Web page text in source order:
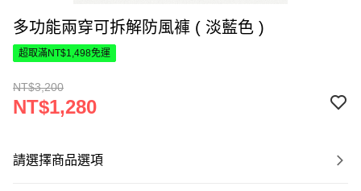
多功能兩穿可拆解防風褲 ( 淡藍色 )
超取滿NT$1,498免運
NT$3,200
NT$1,280
請選擇商品選項